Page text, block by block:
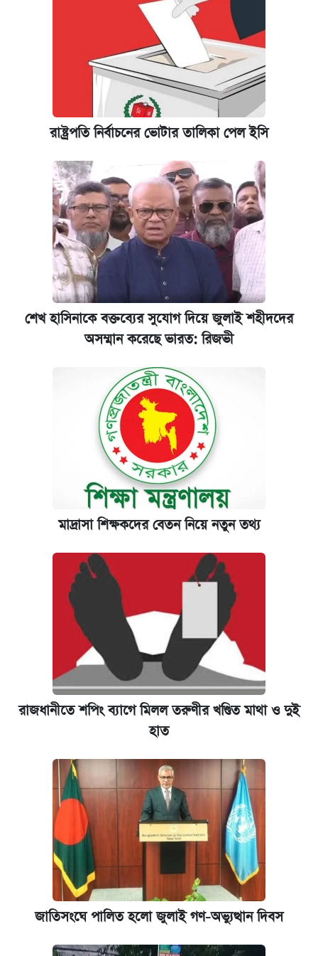
আজ শুক্রবার রাজধানীর যেসব মার্কেট-দোকানপাট
কবে শুরু হচ্ছে ঢাবির ভর্তি আবেদন, জানাল কর্তৃপক্ষ
যুক্তরাষ্ট্র থেকে আরও ২৩ বাংলাদেশিকে দেশে
ফেরত পাঠানো হলো
ইপিএস প্রকাশ করেছে ঢাকা ব্যাংক
রাষ্ট্রপতি নির্বাচনের ভোটার তালিকা পেল ইসি
শেখ হাসিনাকে বক্তব্যের সুযোগ দিয়ে জুলাই শহীদদের
অসম্মান করেছে ভারত: রিজভী
মাদ্রাসা শিক্ষকদের বেতন নিয়ে নতুন তথ্য
রাজধানীতে শপিং ব্যাগে মিলল তরুণীর খণ্ডিত মাথা ও দুই
হাত
জাতিসংঘে পালিত হলো জুলাই গণ-অভ্যুত্থান দিবস